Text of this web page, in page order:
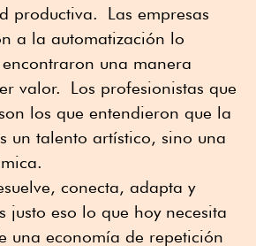
productiva. Las empresas
a la automatización lo
una manera
valor. Los profesionistas que
los que entendieron que la
un talento artístico, sino una
conecta, adapta y
justo eso lo que hoy necesita
una economía de repetición